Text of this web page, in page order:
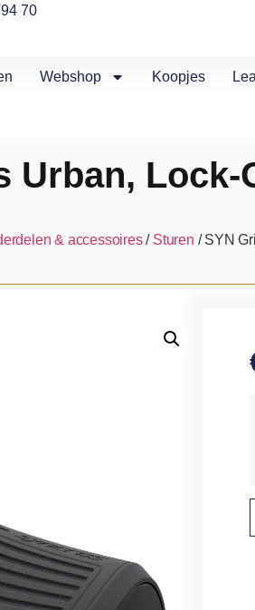
70
Webshop Koopjes
Urban,
& accessoires/ Sturen / SYN